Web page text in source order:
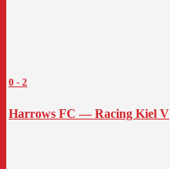
0 - 2
Harrows FC — Racing Kiel V